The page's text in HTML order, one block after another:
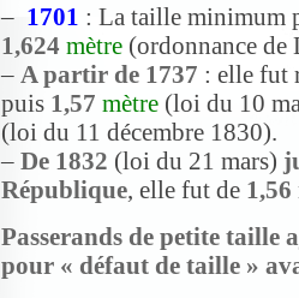
– 1701 : La taille minimum
1,624 mètre (ordonnance
– A partir de 1737 : elle fut
puis 1,57 mètre (loi du 10
(loi du 11 décembre 1830).
– De 1832 (loi du 21 mars)
République, elle fut de 1,56
Passerands de petite taille
pour « défaut de taille »